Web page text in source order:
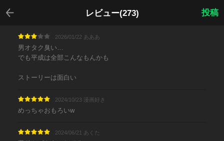
レビュー(273)
戻る
投稿
2026/01/22 あああ
男オタク臭い…
でも平成は全部こんなもんかも
ストーリーは面白い
2024/10/23 漫画好き
めっちゃおもろいw
2024/06/21 あくた